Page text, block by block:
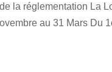
la réglementation La
au 31 Mars Du